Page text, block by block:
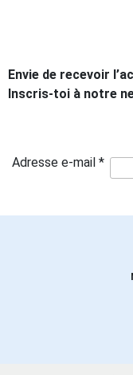
Envie de recevoir
Inscris-toi à notre
Adresse e-mail *